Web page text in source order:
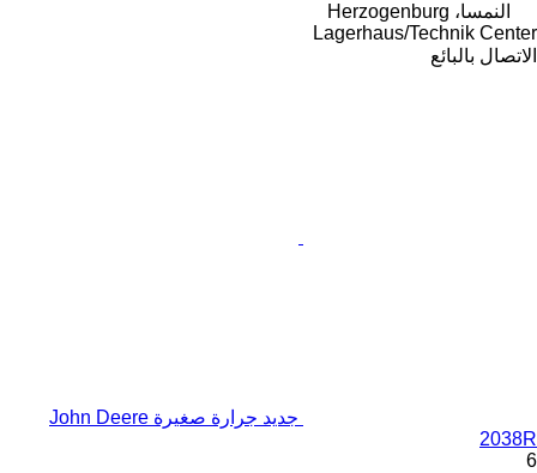
النمسا، Herzogenburg
Lagerhaus/Technik Center
الاتصال بالبائع
جديد جرارة صغيرة John Deere
2038R
6